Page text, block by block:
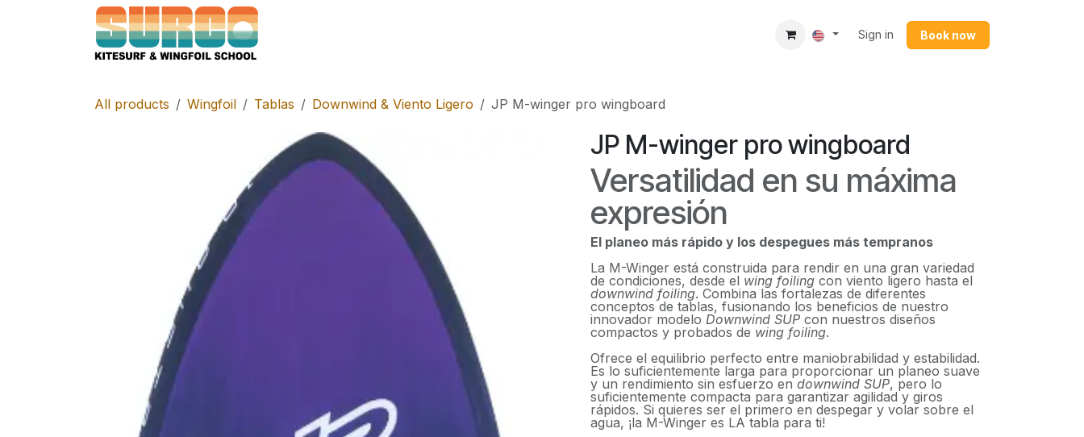
Sign in Book now​
All products Wingfoil Tablas Downwind & Viento Ligero JP M-winger pro wingboard
JP M-winger pro wingboard
Versatilidad en su máxima
expresión
El planeo más rápido y los despegues más tempranos
La M-Winger está construida para rendir en una gran variedad
de condiciones, desde el wing foiling con viento ligero hasta el
downwind foiling. Combina las fortalezas de diferentes
conceptos de tablas, fusionando los beneficios de nuestro
innovador modelo Downwind SUP con nuestros diseños
compactos y probados de wing foiling.
Ofrece el equilibrio perfecto entre maniobrabilidad y estabilidad.
Es lo suficientemente larga para proporcionar un planeo suave
y un rendimiento sin esfuerzo en downwind SUP, pero lo
suficientemente compacta para garantizar agilidad y giros
rápidos. Si quieres ser el primero en despegar y volar sobre el
agua, ¡la M-Winger es LA tabla para ti!